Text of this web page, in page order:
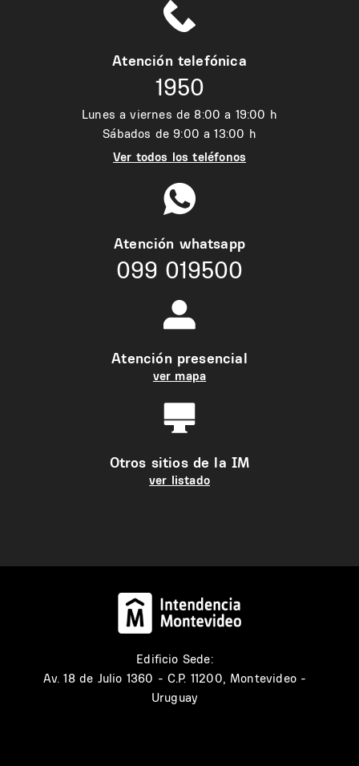
Atención telefónica
1950
Lunes a viernes de 8:00 a 19:00 h
Sábados de 9:00 a 13:00 h
Ver todos los teléfonos
Atención whatsapp
099 019500
Atención presencial
ver mapa
Otros sitios de la IM
ver listado
Edificio Sede:
Av. 18 de Julio 1360 - C.P. 11200, Montevideo -
Uruguay